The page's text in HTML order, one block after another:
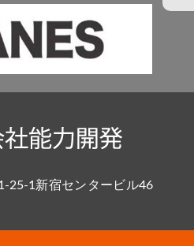
25-1新宿センタービル46